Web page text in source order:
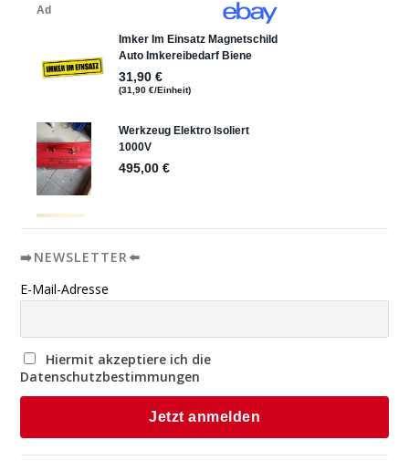
➡️NEWSLETTER⬅️
E-Mail-Adresse
Hiermit akzeptiere ich die
Datenschutzbestimmungen